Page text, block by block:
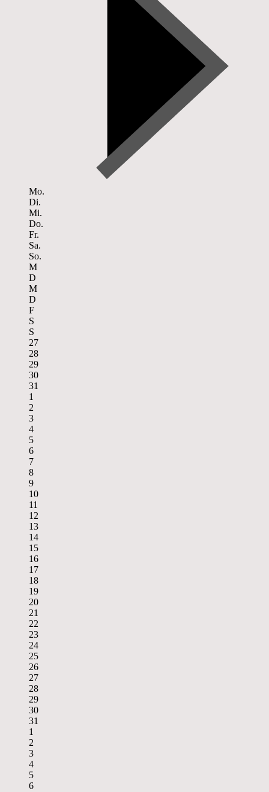
Mo.
Di.
Mi.
Do.
Fr.
Sa.
So.
M
D
M
D
F
S
S
27
28
29
30
31
1
2
3
4
5
6
7
8
9
10
11
12
13
14
15
16
17
18
19
20
21
22
23
24
25
26
27
28
29
30
31
1
2
3
4
5
6